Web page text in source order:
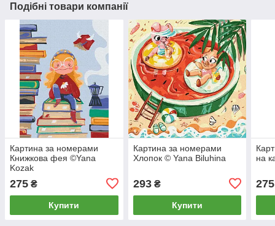
Подібні товари компанії
Картина за номерами
Книжкова фея ©Yana
Kozak
275 ₴
Купити
Картина за номерами
Хлопок © Yana Biluhina
293₴
Купити
на
275